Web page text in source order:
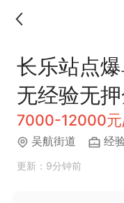
长乐站点
无经验无
7000-12000元
吴航街道 经
更新：9分钟前